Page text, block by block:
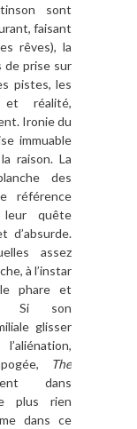
sont
faisant
rêves), la
de prise sur
pistes, les
et réalité,
Ironie du
immuable
raison. La
des
référence
leur quête
d’absurde.
assez
à l’instar
phare et
Si son
glisser
The
dans
plus rien
dans ce